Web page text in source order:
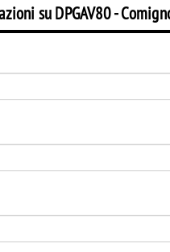
su DPGAV80 -